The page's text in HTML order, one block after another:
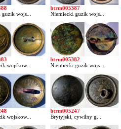
wojs...
btrm005387
Niemiecki guzik wojs...
wojskow...
btrm005382
Niemiecki guzik wojs...
wojskow...
btrm005247
Brytyjski, cywilny g...